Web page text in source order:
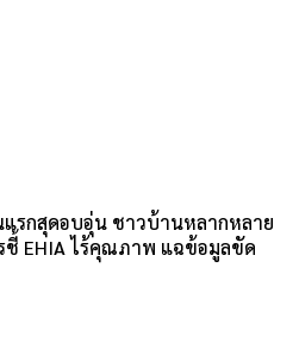
รกสุดอบอุ่น ชาวบ้านหลากหลาย
EHIA ไร้คุณภาพ แฉข้อมูลขัด